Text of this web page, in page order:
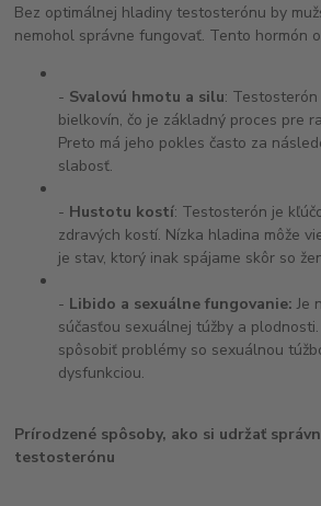
Bez optimálnej hladiny testosterónu by
nemohol správne fungovať. Tento hormón
- Svalovú hmotu a silu:
bielkovín, čo je základný proces pre
Preto má jeho pokles často za
slabosť.
- Hustotu kostí: Testosterón je
zdravých kostí. Nízka hladina môže
je stav, ktorý inak spájame skôr so
- Libido a sexuálne fungovanie: Je
súčasťou sexuálnej túžby a
spôsobiť problémy so sexuálnou
dysfunkciou.
Prírodzené spôsoby, ako si udržať
testosterónu